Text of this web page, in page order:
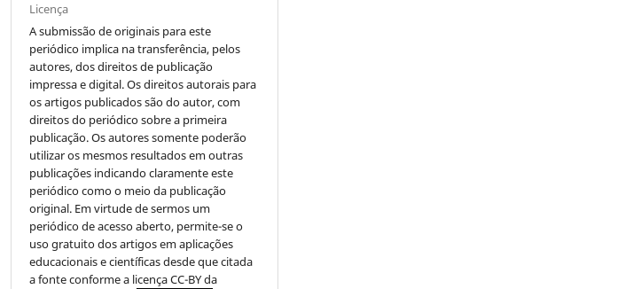
Licença
A submissão de originais para este
periódico implica na transferência, pelos
autores, dos direitos de publicação
impressa e digital. Os direitos autorais para
os artigos publicados são do autor, com
direitos do periódico sobre a primeira
publicação. Os autores somente poderão
utilizar os mesmos resultados em outras
publicações indicando claramente este
periódico como o meio da publicação
original. Em virtude de sermos um
periódico de acesso aberto, permite-se o
uso gratuito dos artigos em aplicações
educacionais e científicas desde que citada
a fonte conforme a licença CC-BY da